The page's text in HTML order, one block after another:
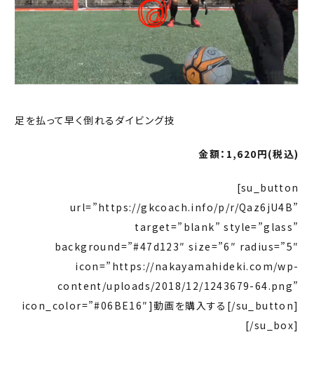
足を払って早く倒れるダイビング技
金額：1,620円(税込)
[su_button
url=”https://gkcoach.info/p/r/Qaz6jU4B”
target=”blank” style=”glass”
background=”#47d123″ size=”6″ radius=”5″
icon=”https://nakayamahideki.com/wp-
content/uploads/2018/12/1243679-64.png”
icon_color=”#06BE16″]動画を購入する[/su_button]
[/su_box]